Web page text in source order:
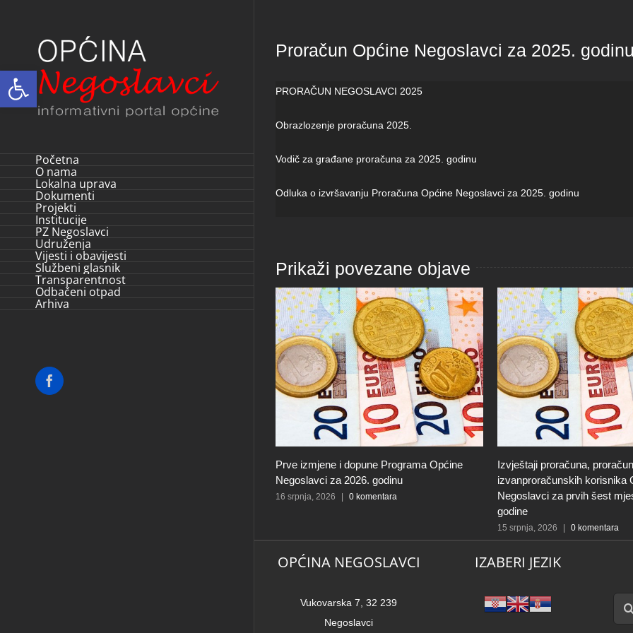
Open toolbar
Početna
O nama
Lokalna uprava
Dokumenti
Projekti
Institucije
PZ Negoslavci
Udruženja
Vijesti i obavijesti
Službeni glasnik
Transparentnost
Odbačeni otpad
Arhiva
Facebook
Proračun Općine Negoslavci za 2025.
PRORAČUN NEGOSLAVCI 2025
Obrazlozenje proračuna 2025.
Vodič za građane proračuna za 2025. godinu
Odluka o izvršavanju Proračuna Općine Negoslavci za 2025. godinu
Prikaži povezane objave
Prve izmjene i dopune Programa Općine
Negoslavci za 2026. godinu
16 srpnja, 2026 0 komentara
Izvještaji proračuna,
izvanproračunskih korisnika
Negoslavci za prvih šest
godine
15 srpnja, 2026 0 komentara
OPĆINA NEGOSLAVCI
Vukovarska 7, 32 239
Negoslavci
IZABERI JEZIK